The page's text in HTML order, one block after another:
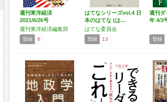
週刊東洋経済
2021/6/26号
週刊東洋経済編集部
登録 6
はてなシリーズvol.4 日
本のはてな (は…
はてな委員会
登録 13
週刊ダ
年 4/3
登録